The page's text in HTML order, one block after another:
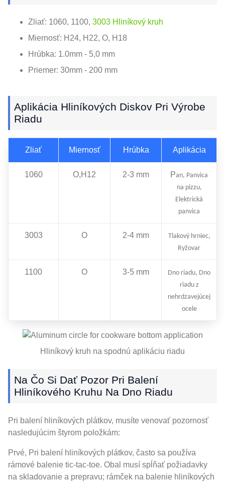
Zliať: 1060, 1100, 3003 Hliníkový kruh
Miernosť: H24, H22, O, H18
Hrúbka: 1.0mm - 5,0 mm
Priemer: 30mm - 200 mm
Aplikácia Hliníkových Diskov Pri Výrobe
Riadu
Zliať Miernosť Hrúbka Aplikácia
1060 O,H12 2-3 mm Pan, Panvica
na pizzu,
Elektrická
panvica
3003 O 2-4 mm
Tlakový hrniec,
Ryžovar
1100 O 3-5 mm
Dno riadu, Dno
riadu z
nehrdzavejúcej
ocele
Hliníkový kruh na spodnú aplikáciu riadu
Na Čo Si Dať Pozor Pri Balení
Hliníkového Kruhu Na Dno Riadu
Pri balení hliníkových plátkov, musíte venovať pozornosť
nasledujúcim štyrom položkám:
Prvé, Pri balení hliníkových plátkov, často sa používa
rámové balenie tic-tac-toe. Obal musí spĺňať požiadavky
na skladovanie a prepravu; rámček na balenie hliníkových